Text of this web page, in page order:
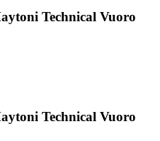
Technical Vuoro
Technical Vuoro